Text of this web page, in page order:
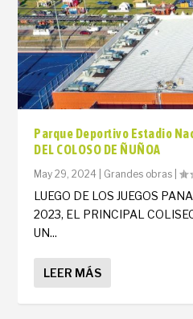
Parque Deportivo Estadio
DEL COLOSO DE ÑUÑOA
May 29, 2024 Grandes obras |
LUEGO DE LOS JUEGOS
2023, EL PRINCIPAL
UN...
LEER MÁS